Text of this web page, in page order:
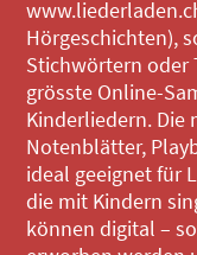
Hörgeschichten),
Stichwörtern oder
grösste Online-
Kinderliedern. Die
Notenblätter,
ideal geeignet für
die mit Kindern
können digital –